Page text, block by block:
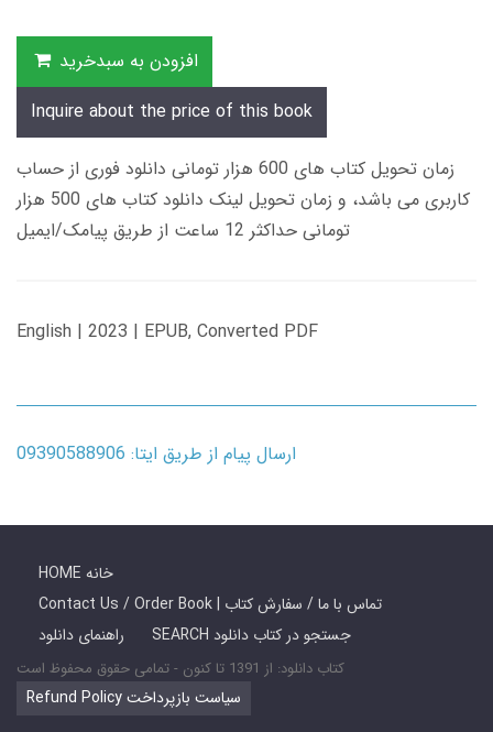
افزودن به سبدخرید
Inquire about the price of this book
زمان تحویل کتاب های 600 هزار تومانی دانلود فوری از حساب
کاربری می باشد، و زمان تحویل لینک دانلود کتاب های 500 هزار
تومانی حداکثر 12 ساعت از طریق پیامک/ایمیل
English | 2023 | EPUB, Converted PDF
ارسال پیام از طریق ایتا: 09390588906
HOME خانه
Contact Us / Order Book | تماس با ما / سفارش کتاب
راهنمای دانلود
SEARCH جستجو در کتاب دانلود
کتاب دانلود: از 1391 تا کنون - تمامی حقوق محفوظ است
Refund Policy سیاست بازپرداخت